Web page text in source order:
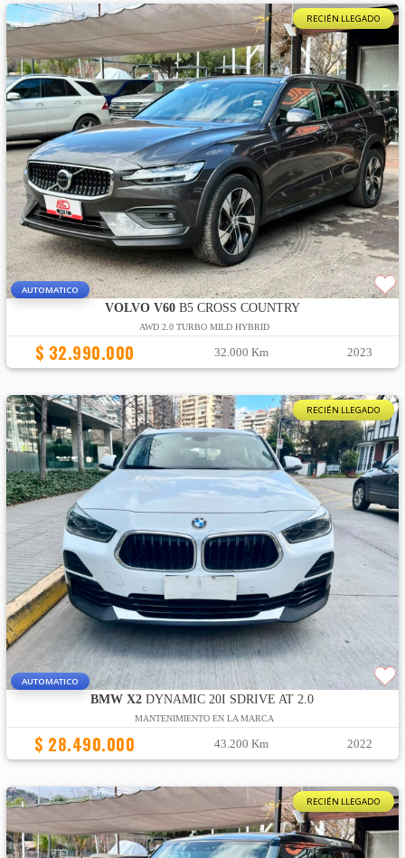
RECIÉN LLEGADO
AUTOMATICO
VOLVO V60B5 CROSS COUNTRY
AWD 2.0 TURBO MILD HYBRID
$ 32.990.000 32.000 Km 2023
RECIÉN LLEGADO
AUTOMATICO
BMW X2 DYNAMIC 20I SDRIVE AT 2.0
MANTENIMIENTO EN LA MARCA
$ 28.490.000 43.200 Km 2022
RECIÉN LLEGADO